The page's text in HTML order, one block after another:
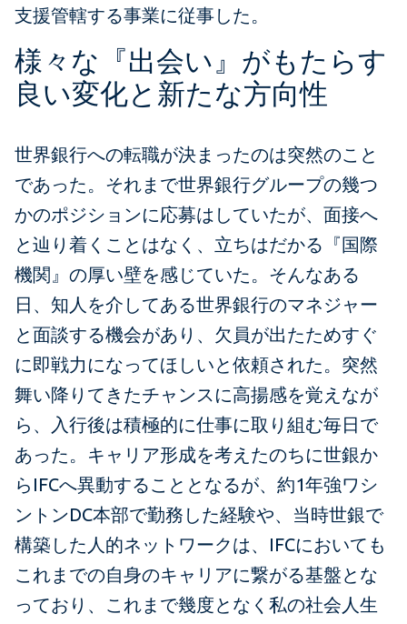
支援管轄する事業に従事した。
様々な『出会い』がもたらす
良い変化と新たな方向性
世界銀行への転職が決まったのは突然のこと
であった。それまで世界銀行グループの幾つ
かのポジションに応募はしていたが、面接へ
と辿り着くことはなく、立ちはだかる『国際
機関』の厚い壁を感じていた。そんなある
日、知人を介してある世界銀行のマネジャー
と面談する機会があり、欠員が出たためすぐ
に即戦力になってほしいと依頼された。突然
舞い降りてきたチャンスに高揚感を覚えなが
ら、入行後は積極的に仕事に取り組む毎日で
あった。キャリア形成を考えたのちに世銀か
らIFCへ異動することとなるが、約1年強ワシ
ントンDC本部で勤務した経験や、当時世銀で
構築した人的ネットワークは、IFCにおいても
これまでの自身のキャリアに繋がる基盤とな
っており、これまで幾度となく私の社会人生